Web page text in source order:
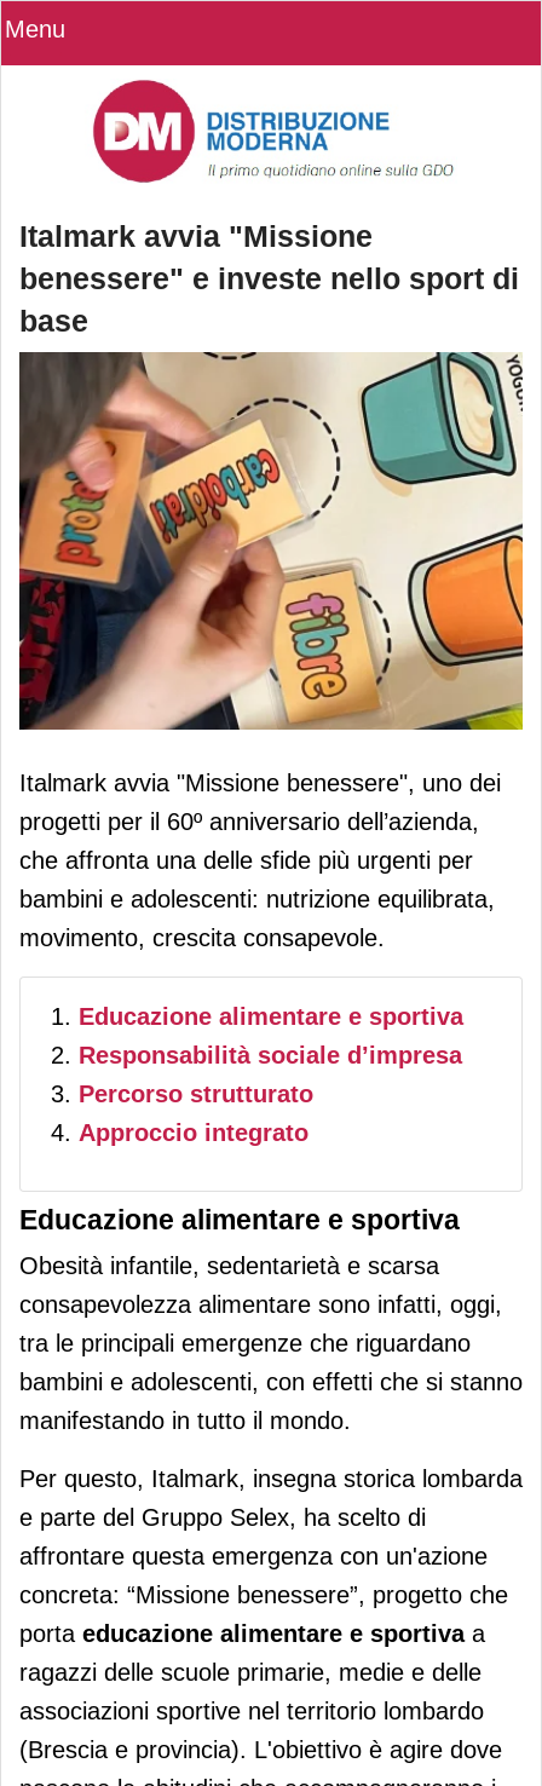
Menu
Italmark avvia "Missione
benessere" e investe nello sport di
base
Italmark avvia "Missione benessere"
Italmark avvia "Missione benessere", uno dei
progetti per il 60º anniversario dell’azienda,
che affronta una delle sfide più urgenti per
bambini e adolescenti: nutrizione equilibrata,
movimento, crescita consapevole.
Educazione alimentare e sportiva
Responsabilità sociale d’impresa
Percorso strutturato
Approccio integrato
Educazione alimentare e sportiva
Obesità infantile, sedentarietà e scarsa
consapevolezza alimentare sono infatti, oggi,
tra le principali emergenze che riguardano
bambini e adolescenti, con effetti che si stanno
manifestando in tutto il mondo.
Per questo, Italmark, insegna storica lombarda
e parte del Gruppo Selex, ha scelto di
affrontare questa emergenza con un'azione
concreta: “Missione benessere”, progetto che
porta educazione alimentare e sportiva a
ragazzi delle scuole primarie, medie e delle
associazioni sportive nel territorio lombardo
(Brescia e provincia). L'obiettivo è agire dove